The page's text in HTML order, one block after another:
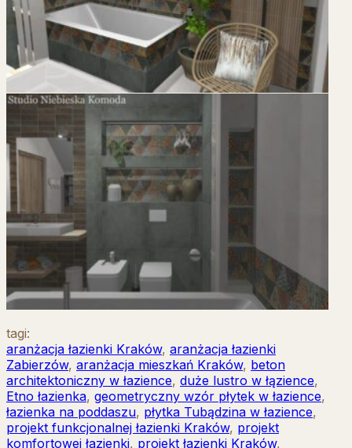
tagi:
aranżacja łazienki Kraków, aranżacja łazienki
Zabierzów, aranżacja mieszkań Kraków, beton
architektoniczny w łazience, duże lustro w łązience,
Etno łazienka, geometryczny wzór płytek w łazience,
łazienka na poddaszu, płytka Tubądzina w łazience,
projekt funkcjonalnej łazienki Kraków, projekt
komfortowej łazienki, projekt łazienki Kraków,